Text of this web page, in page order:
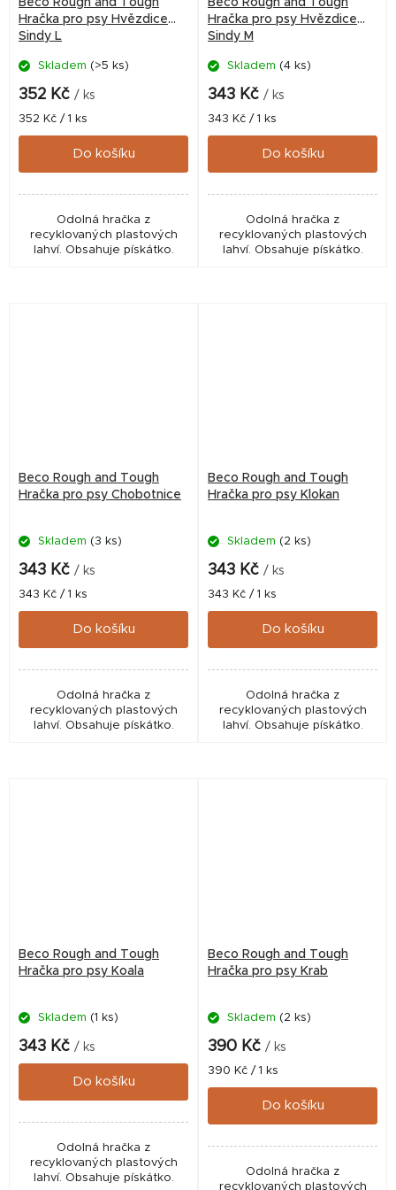
Beco Rough and Tough
Hračka pro psy Hvězdice
Sindy L
Skladem (>5 ks)
352 Kč / ks
Měrná
cena:
352 Kč / 1 ks
Do košíku
Odolná hračka z
recyklovaných plastových
lahví. Obsahuje pískátko.
Beco Rough and Tough
Hračka pro psy Hvězdice
Sindy M
Skladem (4 ks)
343 Kč / ks
Měrná
cena:
343 Kč / 1 ks
Do košíku
Odolná hračka z
recyklovaných plastových
lahví. Obsahuje pískátko.
Beco Rough and Tough
Hračka pro psy Chobotnice
Skladem (3 ks)
343 Kč / ks
Měrná
cena:
343 Kč / 1 ks
Do košíku
Odolná hračka z
recyklovaných plastových
lahví. Obsahuje pískátko.
Beco Rough and Tough
Hračka pro psy Klokan
Skladem (2 ks)
343 Kč / ks
Měrná
cena:
343 Kč / 1 ks
Do košíku
Odolná hračka z
recyklovaných plastových
lahví. Obsahuje pískátko.
Beco Rough and Tough
Hračka pro psy Koala
Skladem (1 ks)
343 Kč / ks
Do košíku
Odolná hračka z
recyklovaných plastových
lahví. Obsahuje pískátko.
Beco Rough and Tough
Hračka pro psy Krab
Skladem (2 ks)
390 Kč / ks
Měrná
390 Kč / 1 ks
Do košíku
Odolná hračka z
recyklovaných plastových